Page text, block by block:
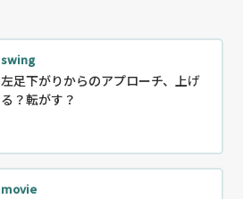
swing
左足下がりからのアプローチ、上げ
る？転がす？
movie